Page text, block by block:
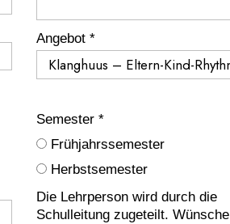
Angebot *
Semester *
Frühjahrssemester
Herbstsemester
Die Lehrperson wird durch die
Schulleitung zugeteilt. Wünsche